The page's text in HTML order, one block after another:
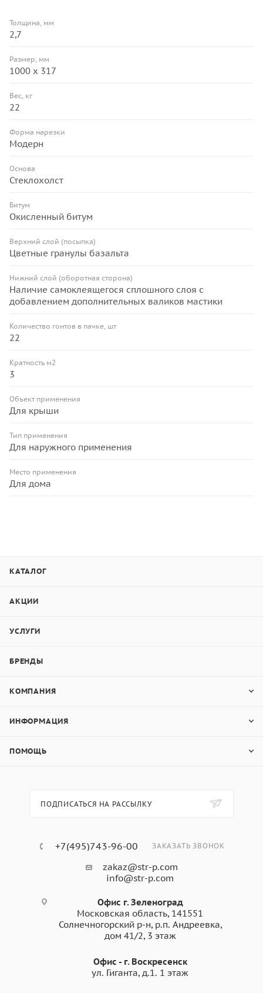
Толщина, мм
2,7
Размер, мм
1000 х 317
Вес, кг
22
Форма нарезки
Модерн
Основа
Стеклохолст
Битум
Окисленный битум
Верхний слой (посыпка)
Цветные гранулы базальта
Нижний слой (оборотная сторона)
Наличие самоклеящегося сплошного слоя с
добавлением дополнительных валиков мастики
Количество гонтов в пачке, шт
22
Кратность м2
3
Объект применения
Для крыши
Тип применения
Для наружного применения
Место применения
Для дома
КАТАЛОГ
АКЦИИ
УСЛУГИ
БРЕНДЫ
КОМПАНИЯ
ИНФОРМАЦИЯ
ПОМОЩЬ
ПОДПИСАТЬСЯ НА РАССЫЛКУ
+7(495)743-96-00 ЗАКАЗАТЬ ЗВОНОК
zakaz@str-p.com
info@str-p.com
Офис г. Зеленоград
Московская область, 141551
Солнечногорский р-н, р.п. Андреевка,
дом 41/2, 3 этаж
Офис - г. Воскресенск
ул. Гиганта, д.1. 1 этаж